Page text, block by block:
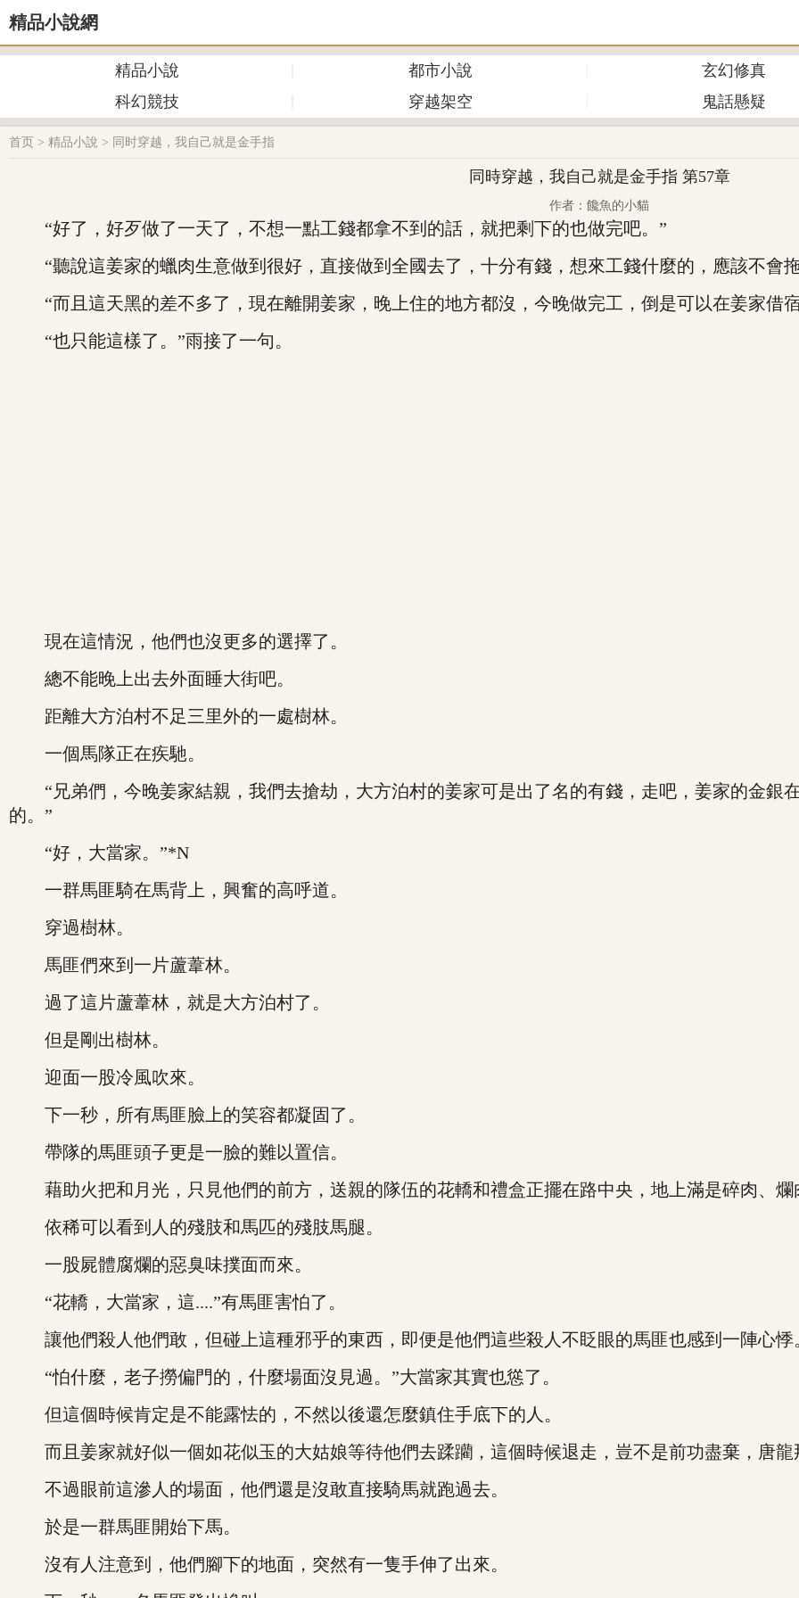
精品小說網
精品小說 都市小說
玄幻修真
科幻競技
穿越架空 鬼話懸疑
首页 > 精品小說 > 同时穿越，我自己就是金手指
同時穿越，我自己就是金手指 第57章
作者：饞魚的小貓
“好了，好歹做了一天了，不想一點工錢都拿不到的話，就把剩下的也做完吧。”
“聽說這姜家的蠟肉生意做到很好，直接做到全國去了，十分有錢，想來工錢什麼的，應該不會
“而且這天黑的差不多了，現在離開姜家，晚上住的地方都沒，今晚做完工，倒是可以在姜家借
“也只能這樣了。”雨接了一句。
現在這情況，他們也沒更多的選擇了。
總不能晚上出去外面睡大街吧。
距離大方泊村不足三里外的一處樹林。
一個馬隊正在疾馳。
“兄弟們，今晚姜家結親，我們去搶劫，大方泊村的姜家可是出了名的有錢，走吧，姜家的金銀
的。”
“好，大當家。”*N
一群馬匪騎在馬背上，興奮的高呼道。
穿過樹林。
馬匪們來到一片蘆葦林。
過了這片蘆葦林，就是大方泊村了。
但是剛出樹林。
迎面一股冷風吹來。
下一秒，所有馬匪臉上的笑容都凝固了。
帶隊的馬匪頭子更是一臉的難以置信。
藉助火把和月光，只見他們的前方，送親的隊伍的花轎和禮盒正擺在路中央，地上滿是碎肉、爛
依稀可以看到人的殘肢和馬匹的殘肢馬腿。
一股屍體腐爛的惡臭味撲面而來。
“花轎，大當家，這....”有馬匪害怕了。
讓他們殺人他們敢，但碰上這種邪乎的東西，即便是他們這些殺人不眨眼的馬匪也感到一陣心悸
“怕什麼，老子撈偏門的，什麼場面沒見過。”大當家其實也慫了。
但這個時候肯定是不能露怯的，不然以後還怎麼鎮住手底下的人。
而且姜家就好似一個如花似玉的大姑娘等待他們去蹂躪，這個時候退走，豈不是前功盡棄，唐龍
不過眼前這滲人的場面，他們還是沒敢直接騎馬就跑過去。
於是一群馬匪開始下馬。
沒有人注意到，他們腳下的地面，突然有一隻手伸了出來。